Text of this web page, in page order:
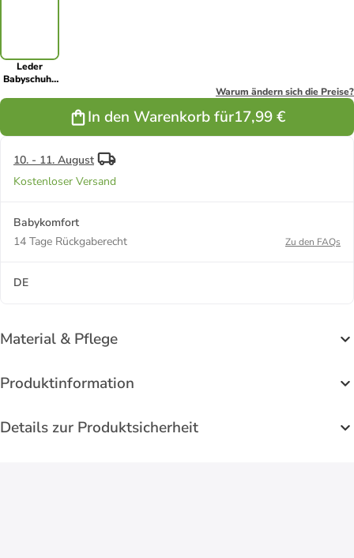
Leder
Babyschuhe
Schmetterlingsmuster,
Warum ändern sich die Preise?
In den Warenkorb für17,99 €
10. - 11. August
Kostenloser Versand
Babykomfort
14 Tage Rückgaberecht
Zu den FAQs
DE
Material & Pflege
Produktinformation
Details zur Produktsicherheit